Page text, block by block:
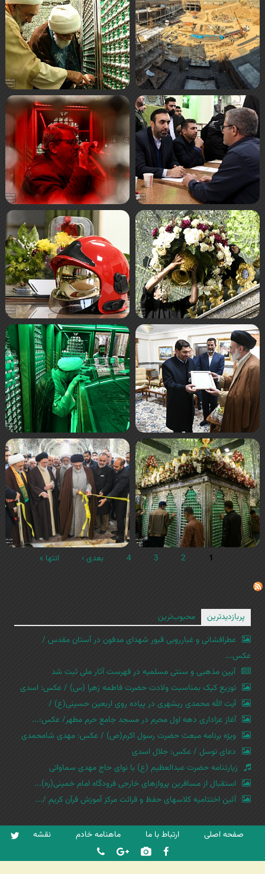
1
2
3
4 بعدی › انتها »
پربازدیدترین
محبوب‌ترین
عطرافشانی و غبارروبی قبور شهدای مدفون در آستان مقدس /
عکس...
آیین مذهبی و سنتی مسلمیه در فهرست آثار ملی ثبت شد
توزیع کیک بمناسبت ولادت حضرت فاطمه زهرا (س) / عکس: اسدی
آیت الله محمدی ریشهری در پیاده روی اربعین حسینی(ع) /
آغاز عزاداری دهه اول محرم در مسجد جامع حرم مطهر/ عکس:...
ویژه برنامه مبعث حضرت رسول اکرم(ص) / عکس: مهدی شامحمدی
دعای توسل / عکس: جلال اسدی
زیارتنامه حضرت عبدالعظیم (ع) با نوای حاج مهدی سماواتی
استقبال از مسافرین پروازهای خارجی فرودگاه امام خمینی(ره)...
آئین اختتامیه کلاسهای حفظ و قرائت مرکز آموزش قرآن کریم /...
صفحه اصلی ارتباط با ما ماهنامه خادم نقشه